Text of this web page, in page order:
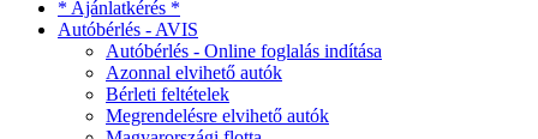
* Ajánlatkérés *
Autóbérlés - AVIS
Autóbérlés - Online foglalás indítása
Azonnal elvihető autók
Bérleti feltételek
Megrendelésre elvihető autók